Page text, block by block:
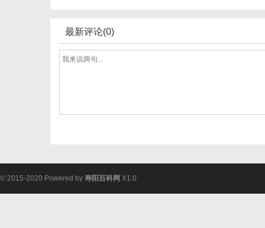
最新评论(0)
© 2015-2020 Powered by 寿阳百科网 X1.0